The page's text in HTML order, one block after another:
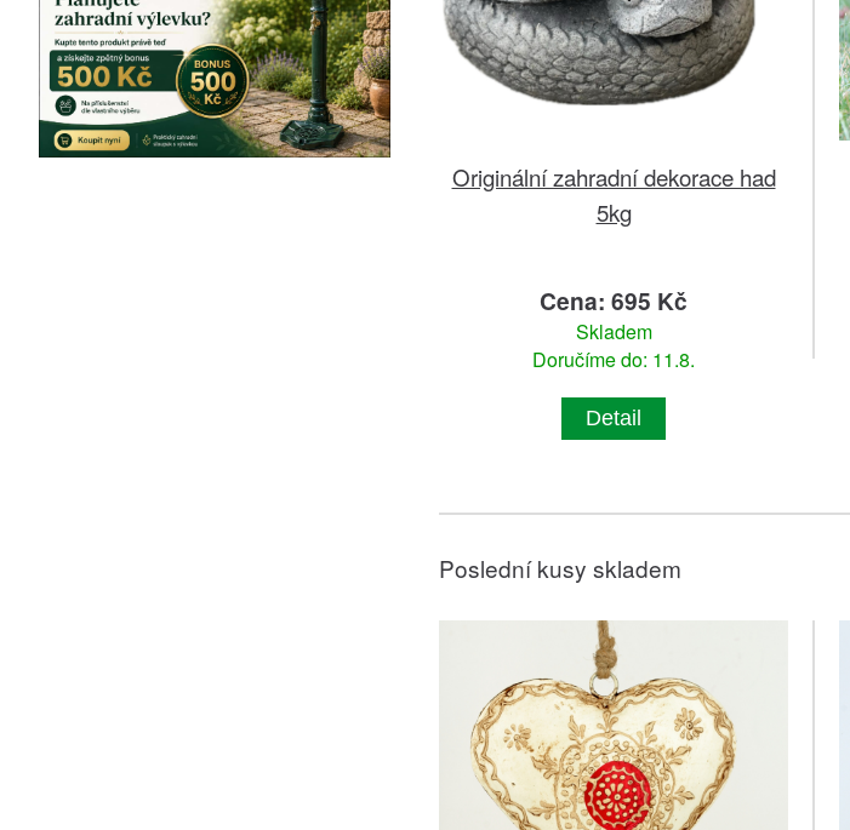
Originální zahradní dekorace had
5kg
Cena: 695 Kč
Skladem
Doručíme do: 11.8.
Detail
Poslední kusy skladem